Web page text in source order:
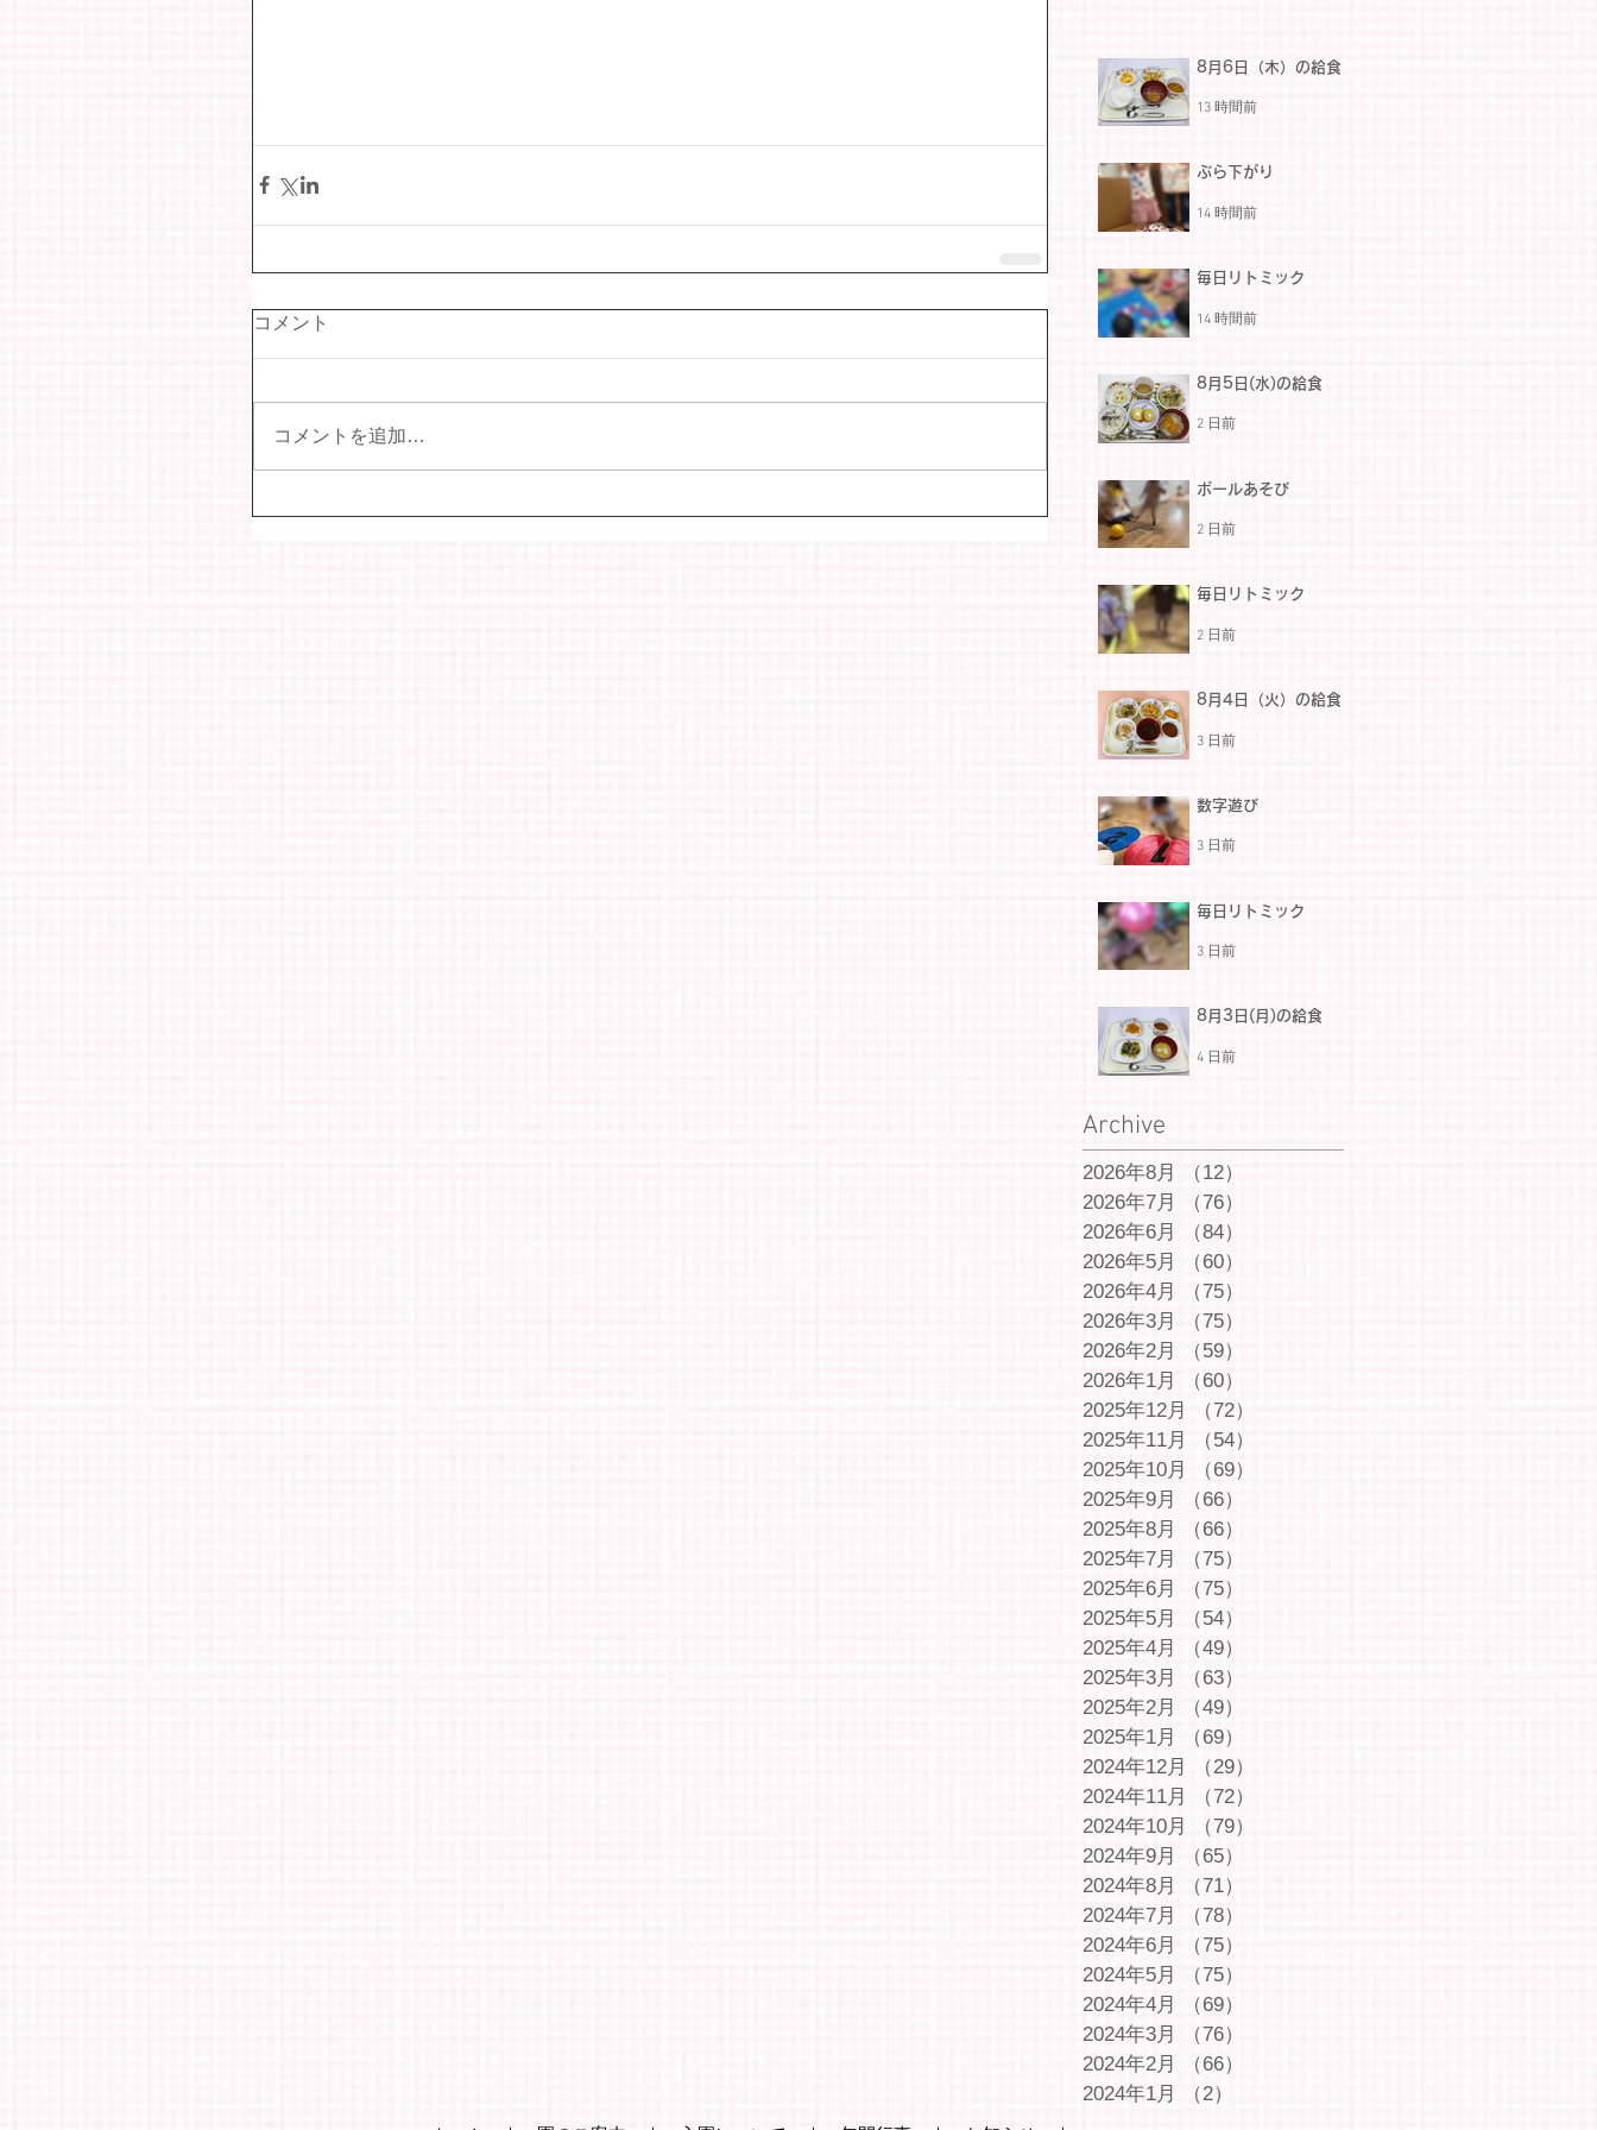
コメント
コメントを追加…
8月6日（木）の給食
13 時間前
ぶら下がり
14 時間前
毎日リトミック
14 時間前
8月5日(水)の給食
2 日前
ボールあそび
2 日前
毎日リトミック
2 日前
8月4日（火）の給食
3 日前
数字遊び
3 日前
毎日リトミック
3 日前
8月3日(月)の給食
4 日前
Archive
2026年8月 （12）
2026年7月
（76）
2026年6月
（84）
2026年5月
（60）
2026年4月
（75）
2026年3月
（75）
2026年2月
（59）
2026年1月
（60）
2025年12月
（72）
2025年11月
（54）
2025年10月
（69）
2025年9月
（66）
2025年8月
（66）
2025年7月
（75）
2025年6月
（75）
2025年5月
（54）
2025年4月
（49）
2025年3月
（63）
2025年2月
（49）
2025年1月
（69）
2024年12月
（29）
2024年11月
（72）
2024年10月
（79）
2024年9月
（65）
2024年8月
（71）
2024年7月
（78）
2024年6月
（75）
2024年5月
（75）
2024年4月
（69）
2024年3月
（76）
2024年2月
（66）
2024年1月
（2）